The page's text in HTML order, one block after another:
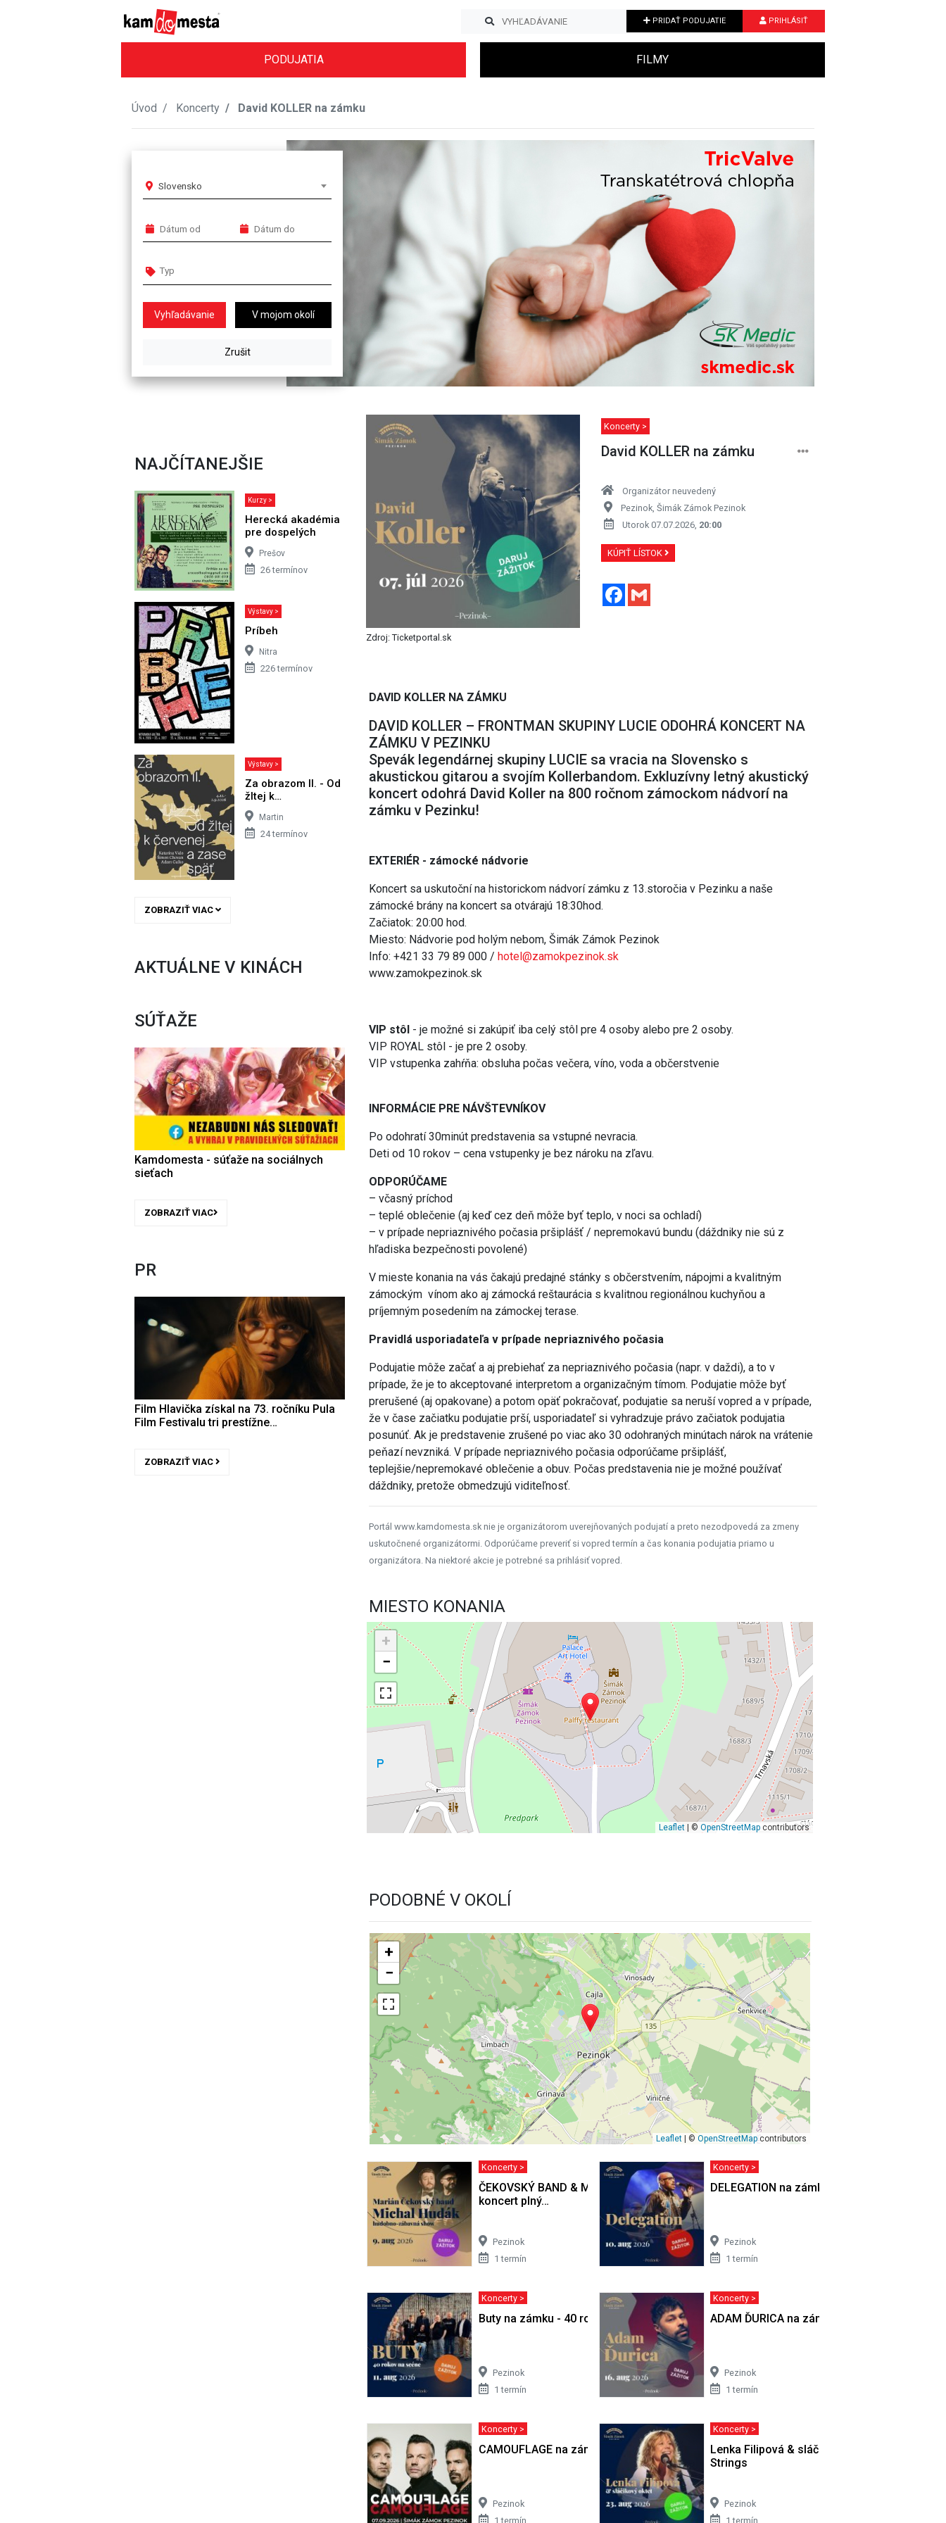
PRIDAŤ PODUJATIE PRIHLÁSIŤ
PODUJATIA FILMY
Úvod Koncerty David KOLLER na zámku
Slovensko
V mojom okolí
NAJČÍTANEJŠIE
Kurzy >
Herecká akadémia
pre dospelých
Prešov
26 termínov
Výstavy >
Príbeh
Nitra
226 termínov
Výstavy >
Za obrazom II. - Od
žltej k…
Martin
24 termínov
ZOBRAZIŤ VIAC
AKTUÁLNE V KINÁCH
SÚŤAŽE
Kamdomesta - súťaže na sociálnych
sieťach
ZOBRAZIŤ VIAC
PR
Film Hlavička získal na 73. ročníku Pula
Film Festivalu tri prestížne…
ZOBRAZIŤ VIAC
Zdroj: Ticketportal.sk
Koncerty >
David KOLLER na zámku
Organizátor neuvedený
Pezinok, Šimák Zámok Pezinok
Utorok 07.07.2026, 20:00
KÚPIŤ LÍSTOK
Facebook
DAVID KOLLER NA ZÁMKU
DAVID KOLLER – FRONTMAN SKUPINY LUCIE ODOHRÁ KONCERT NA
ZÁMKU V PEZINKU
Spevák legendárnej skupiny LUCIE sa vracia na Slovensko s
akustickou gitarou a svojím Kollerbandom. Exkluzívny letný akustický
koncert odohrá David Koller na 800 ročnom zámockom nádvorí na
zámku v Pezinku!
EXTERIÉR - zámocké nádvorie
Koncert sa uskutoční na historickom nádvorí zámku z 13.storočia v Pezinku a naše
zámocké brány na koncert sa otvárajú 18:30hod.
Začiatok: 20:00 hod.
Miesto: Nádvorie pod holým nebom, Šimák Zámok Pezinok
Info: +421 33 79 89 000 /hotel@zamokpezinok.sk
www.zamokpezinok.sk
VIP stôl - je možné si zakúpiť iba celý stôl pre 4 osoby alebo pre 2 osoby.
VIP ROYAL stôl - je pre 2 osoby.
VIP vstupenka zahŕňa: obsluha počas večera, víno, voda a občerstvenie
INFORMÁCIE PRE NÁVŠTEVNÍKOV
Po odohratí 30minút predstavenia sa vstupné nevracia.
Deti od 10 rokov – cena vstupenky je bez nároku na zľavu.
ODPORÚČAME
– včasný príchod
– teplé oblečenie (aj keď cez deň môže byť teplo, v noci sa ochladí)
– v prípade nepriaznivého počasia pršiplášť / nepremokavú bundu (dáždniky nie sú z
hľadiska bezpečnosti povolené)
V mieste konania na vás čakajú predajné stánky s občerstvením, nápojmi a kvalitným
zámockým vínom ako aj zámocká reštaurácia s kvalitnou regionálnou kuchyňou a
príjemným posedením na zámockej terase.
Pravidlá usporiadateľa v prípade nepriaznivého počasia
Podujatie môže začať a aj prebiehať za nepriaznivého počasia (napr. v daždi), a to v
prípade, že je to akceptované interpretom a organizačným tímom. Podujatie môže byť
prerušené (aj opakovane) a potom opäť pokračovať, podujatie sa neruší vopred a v prípade,
že v čase začiatku podujatie prší, usporiadateľ si vyhradzuje právo začiatok podujatia
posunúť. Ak je predstavenie zrušené po viac ako 30 odohraných minútach nárok na vrátenie
peňazí nevzniká. V prípade nepriaznivého počasia odporúčame pršiplášť,
teplejšie/nepremokavé oblečenie a obuv. Počas predstavenia nie je možné používať
dáždniky, pretože obmedzujú viditeľnosť.
Portál www.kamdomesta.sk nie je organizátorom uverejňovaných podujatí a preto nezodpovedá za zmeny
uskutočnené organizátormi. Odporúčame preveriť si vopred termín a čas konania podujatia priamo u
organizátora. Na niektoré akcie je potrebné sa prihlásiť vopred.
MIESTO KONANIA
+
−
Leaflet| © OpenStreetMapcontributors
PODOBNÉ V OKOLÍ
+
−
Leaflet | ©OpenStreetMapcontributors
Koncerty >
ČEKOVSKÝ BAND & MICHAL HUDÁK -
koncert plný…
Pezinok
1 termín
Koncerty >
DELEGATION na zámku
Pezinok
1 termín
Koncerty >
Buty na zámku - 40 rokov na scéne
Pezinok
1 termín
Koncerty >
ADAM ĎURICA na zámku
Pezinok
1 termín
Koncerty >
CAMOUFLAGE na zámku
Pezinok
1 termín
Koncerty >
Lenka Filipová & sláčikový oktet Brno
Strings
Pezinok
1 termín